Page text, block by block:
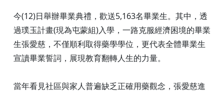
今(12)日舉辦畢業典禮，歡送5,163名畢業生。其中，透
過璞玉計畫(現為屯蒙組)入學，一路克服經濟困境的畢業
生張愛慈，不僅順利取得藥學學位，更代表全體畢業生
宣讀畢業誓詞，展現教育翻轉人生的力量。
當年看見社區與家人普遍缺乏正確用藥觀念，張愛慈進